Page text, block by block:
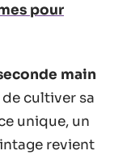
pour
main
de cultiver sa
unique, un
revient